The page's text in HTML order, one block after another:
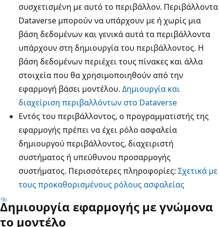
συσχετισμένη με αυτό το περιβάλλον. Περιβάλλοντα
Dataverse μπορούν να υπάρχουν με ή χωρίς μια
βάση δεδομένων και γενικά αυτά τα περιβάλλοντα
υπάρχουν στη δημιουργία του περιβάλλοντος. Η
βάση δεδομένων περιέχει τους πίνακες και άλλα
στοιχεία που θα χρησιμοποιηθούν από την
εφαρμογή βάσει μοντέλου. Δημιουργία και
διαχείριση περιβαλλόντων στο Dataverse
Εντός του περιβάλλοντος, ο προγραμματιστής της
εφαρμογής πρέπει να έχει ρόλο ασφαλεία
δημιουργού περιβάλλοντος, διαχειριστή
συστήματος ή υπεύθυνου προσαρμογής
συστήματος. Περισσότερες πληροφορίες: Σχετικά με
τους προκαθορισμένους ρόλους ασφαλείας
Δημιουργία εφαρμογής με γνώμονα
το μοντέλο